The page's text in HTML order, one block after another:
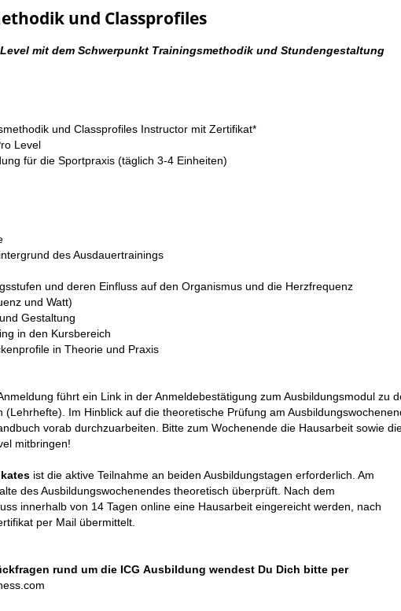
und Classprofiles
mit dem Schwerpunkt Trainingsmethodik und Stundengestaltung
und Classprofiles Instructor mit Zertifikat*
Level
für die Sportpraxis (täglich 3-4 Einheiten)
des Ausdauertrainings
und deren Einfluss auf den Organismus und die Herzfrequenz
und Watt)
Gestaltung
in den Kursbereich
in Theorie und Praxis
führt ein Link in der Anmeldebestätigung zum Ausbildungsmodul zu
(Lehrhefte). Im Hinblick auf die theoretische Prüfung am
vorab durchzuarbeiten. Bitte zum Wochenende die Hausarbeit sowie
mitbringen!
ist die aktive Teilnahme an beiden Ausbildungstagen erforderlich. Am
des Ausbildungswochenendes theoretisch überprüft. Nach dem
innerhalb von 14 Tagen online eine Hausarbeit eingereicht werden, nach
per Mail übermittelt.
rund um die ICG Ausbildung wendest Du Dich bitte per